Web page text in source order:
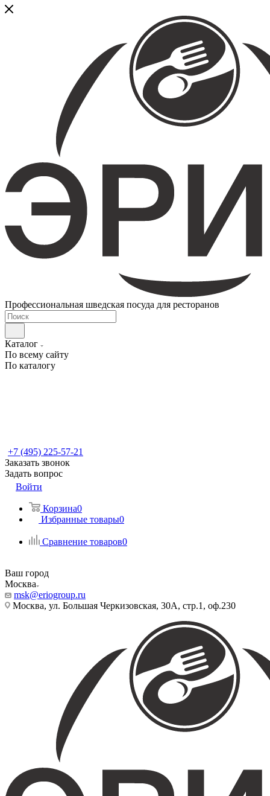
Профессиональная шведская посуда для ресторанов
Каталог
По всему сайту
По каталогу
+7 (495) 225-57-21
Заказать звонок
Задать вопрос
Войти
Корзина0
Избранные товары0
Сравнение товаров0
Ваш город
Москва
msk@eriogroup.ru
Москва, ул. Большая Черкизовская, 30А, стр.1, оф.230